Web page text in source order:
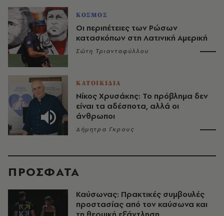
ΚΟΣΜΟΣ
Οι περιπέτειες των Ρώσων
κατασκόπων στη Λατινική Αμερική
Σώτη Τριανταφύλλου
ΚΑΤΟΙΚΙΔΙΑ
Νίκος Χρυσάκης: Το πρόβλημα δεν
είναι τα αδέσποτα, αλλά οι
άνθρωποι
Δήμητρα Γκρους
ΠΡΟΣΦΑΤΑ
Καύσωνας: Πρακτικές συμβουλές
προστασίας από τον καύσωνα και